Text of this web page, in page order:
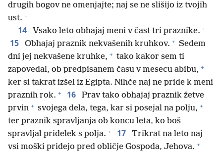
drugih bogov ne omenjajte; naj se ne slišijo iz tvojih
ust. +
14 Vsako leto obhajaj meni v čast tri praznike. +
15 Obhajaj praznik nekvašenih kruhkov. + Sedem
dni jej nekvašene kruhke, + tako kakor sem ti
zapovedal, ob predpisanem času v mesecu abibu, +
ker si takrat izšel iz Egipta. Nihče naj ne pride k meni
praznih rok. + 16
Prav tako obhajaj praznik žetve
prvin + svojega dela, tega, kar si posejal na polju, +
ter praznik spravljanja ob koncu leta, ko boš
spravljal pridelek s polja. + 17
Trikrat na leto naj
vsi moški pridejo pred obličje Gospoda, Jehova. +